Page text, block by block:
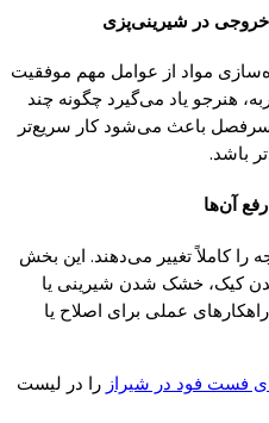
مواد از عوامل مهم موفقیت
هنرجو یاد می‌گیرد چگونه چند
سرفصل باعث می‌شود کار سریع‌تر
باشد.
کاملاً تغییر می‌دهند. این بخش
کیک، خشک شدن شیرینی یا
عملی برای اصلاح یا
فست فود در شیراز را در لیست